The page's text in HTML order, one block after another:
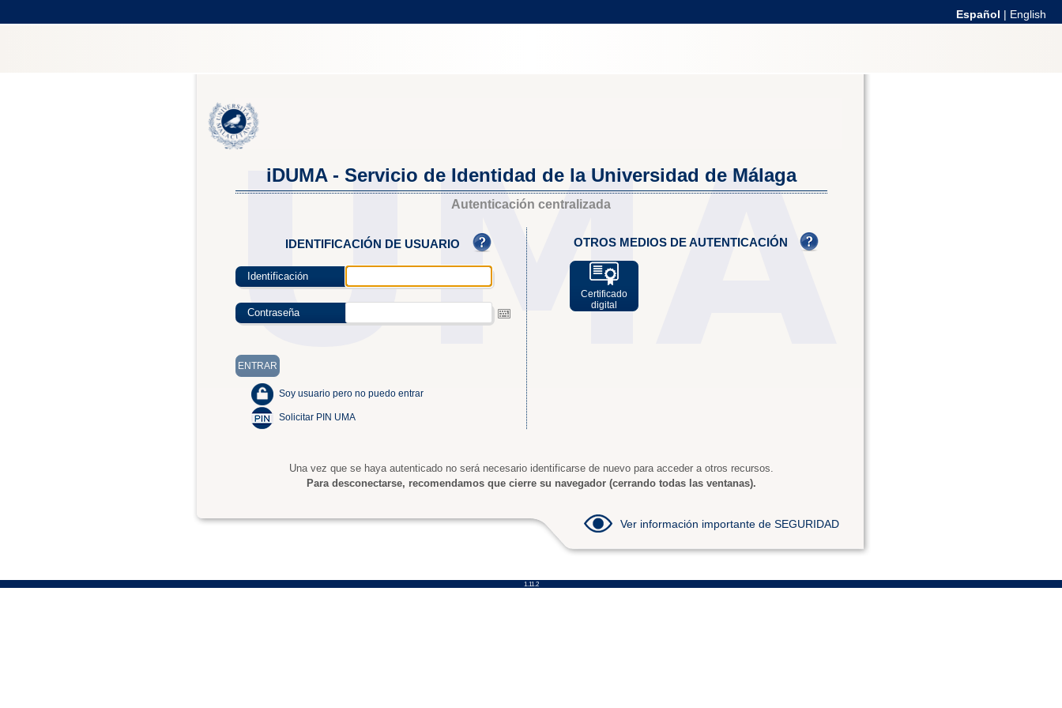
Español | English
iDUMA - Servicio de Identidad de la Universidad de Málaga
Autenticación centralizada
IDENTIFICACIÓN DE USUARIO
Identificación
Contraseña
Soy usuario pero no puedo entrar
Solicitar PIN UMA
OTROS MEDIOS DE AUTENTICACIÓN
Certificado
digital
Una vez que se haya autenticado no será necesario identificarse de nuevo para acceder a otros recursos.
Para desconectarse, recomendamos que cierre su navegador (cerrando todas las ventanas).
Ver información importante de SEGURIDAD
1.11.2